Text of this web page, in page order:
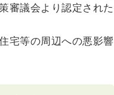
審議会より認定された
宅等の周辺への悪影響